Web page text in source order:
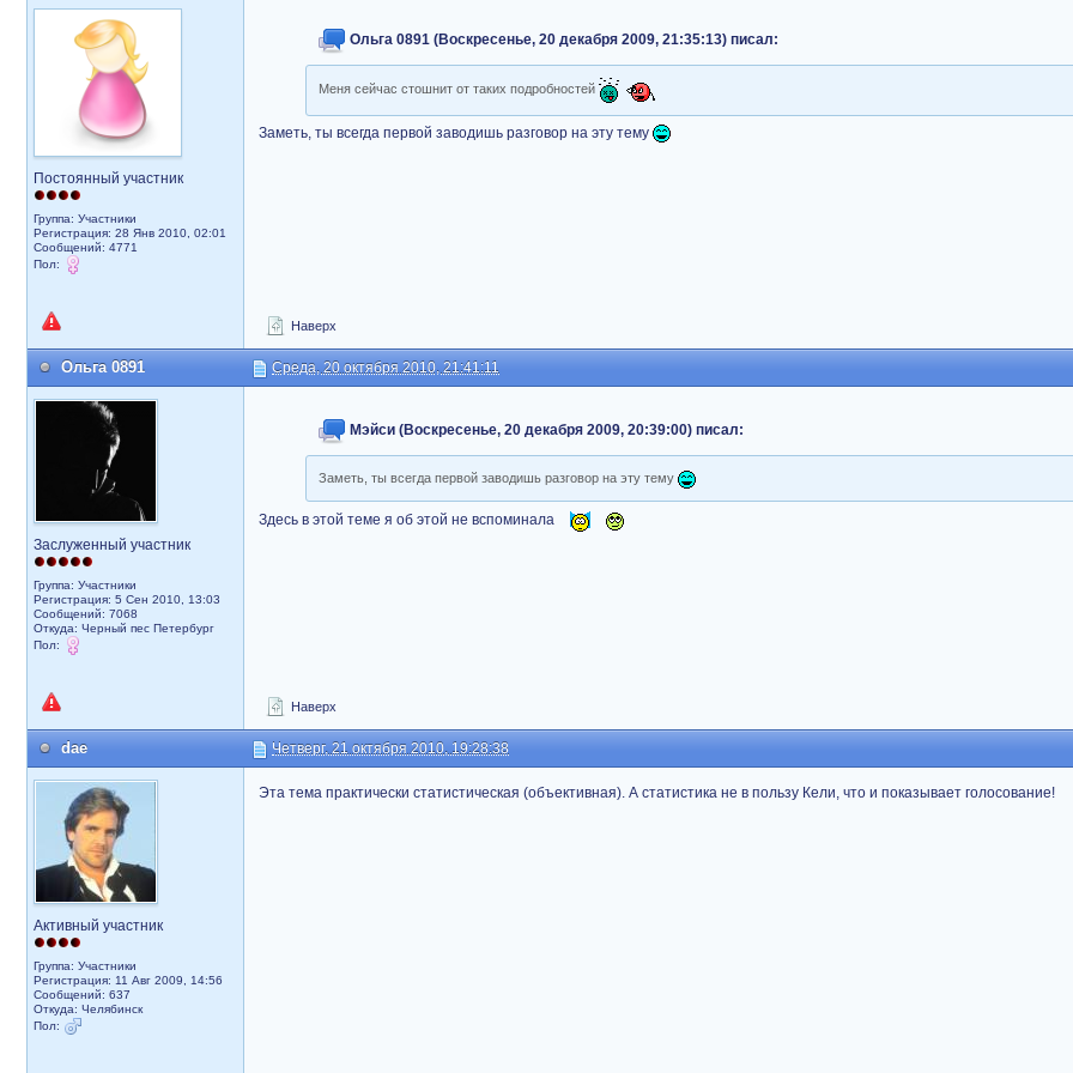
Постоянный участник
Группа: Участники
Регистрация: 28 Янв 2010, 02:01
Сообщений: 4771
Пол:
Ольга 0891 (Воскресенье, 20 декабря 2009, 21:35:13) писал:
Меня сейчас стошнит от таких подробностей
Заметь, ты всегда первой заводишь разговор на эту тему
Наверх
Ольга 0891 Среда, 20 октября 2010, 21:41:11
Заслуженный участник
Группа: Участники
Регистрация: 5 Сен 2010, 13:03
Сообщений: 7068
Откуда: Черный пес Петербург
Пол:
Мэйси (Воскресенье, 20 декабря 2009, 20:39:00) писал:
Заметь, ты всегда первой заводишь разговор на эту тему
Здесь в этой теме я об этой не вспоминала
Наверх
dae Четверг, 21 октября 2010, 19:28:38
Активный участник
Группа: Участники
Регистрация: 11 Авг 2009, 14:56
Сообщений: 637
Откуда: Челябинск
Пол:
Эта тема практически статистическая (объективная). А статистика не в пользу Кели, что и показывает голосование!